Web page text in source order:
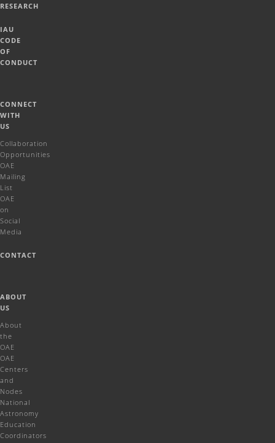
RESEARCH
IAU
CODE
OF
CONDUCT
CONNECT
WITH
US
Collaboration
Opportunities
OAE
Mailing
List
OAE
on
Social
Media
CONTACT
ABOUT
US
About
the
OAE
OAE
Centers
and
Nodes
National
Astronomy
Education
Coordinators